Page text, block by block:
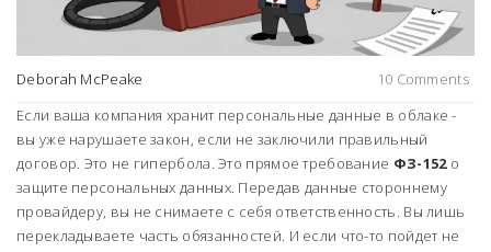
Deborah McPeake
10 Comments
Если ваша компания хранит персональные данные в облаке -
вы уже нарушаете закон, если не заключили правильный
договор. Это не гипербола. Это прямое требование ФЗ-152о
защите персональных данных. Передав данные стороннему
провайдеру, вы не снимаете с себя ответственность. Вы лишь
перекладываете часть обязанностей. И если что-то пойдет не